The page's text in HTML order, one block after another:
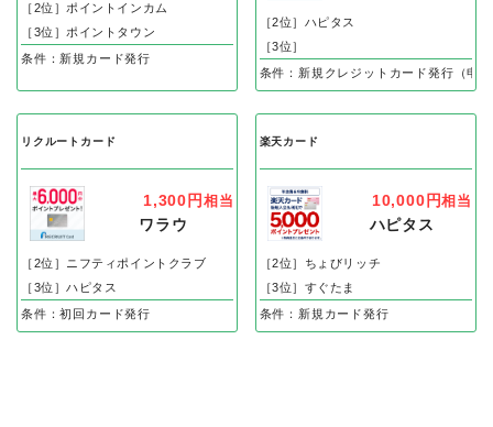
［2位］ポイントインカム
［3位］ポイントタウン
条件：新規カード発行
［2位］ハピタス
［3位］
条件：新規クレジットカード発行（申
リクルートカード
1,300円 相当
ワラウ
［2位］ニフティポイントクラブ
［3位］ハピタス
条件：初回カード発行
楽天カード
10,000円相当
ハピタス
［2位］ちょびリッチ
［3位］すぐたま
条件：新規カード発行